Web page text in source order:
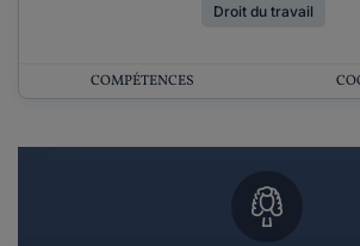
Droit du travail
COMPÉTENCES